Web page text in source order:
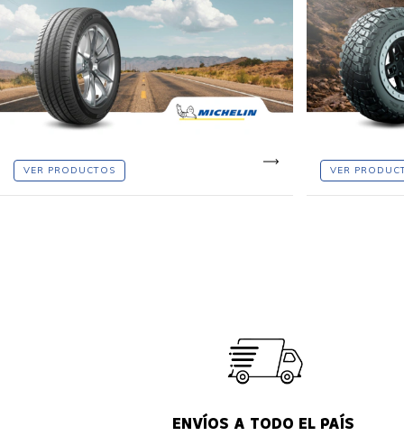
VER PRODUCTOS VER
ENVÍOS A TODO EL PAÍS